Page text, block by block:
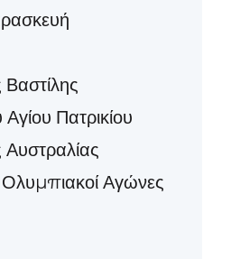
Πατρικίου
Ολυμπιακοί Αγώνες